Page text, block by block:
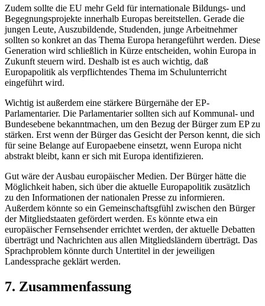
Zudem sollte die EU mehr Geld für internationale Bildungs- und
Begegnungsprojekte innerhalb Europas bereitstellen. Gerade die
jungen Leute, Auszubildende, Studenden, junge Arbeitnehmer
sollten so konkret an das Thema Europa herangeführt werden. Diese
Generation wird schließlich in Kürze entscheiden, wohin Europa in
Zukunft steuern wird. Deshalb ist es auch wichtig, daß
Europapolitik als verpflichtendes Thema im Schulunterricht
eingeführt wird.
Wichtig ist außerdem eine stärkere Bürgernähe der EP-
Parlamentarier. Die Parlamentarier sollten sich auf Kommunal- und
Bundesebene bekanntmachen, um den Bezug der Bürger zum EP zu
stärken. Erst wenn der Bürger das Gesicht der Person kennt, die sich
für seine Belange auf Europaebene einsetzt, wenn Europa nicht
abstrakt bleibt, kann er sich mit Europa identifizieren.
Gut wäre der Ausbau europäischer Medien. Der Bürger hätte die
Möglichkeit haben, sich über die aktuelle Europapolitik zusätzlich
zu den Informationen der nationalen Presse zu informieren.
Außerdem könnte so ein Gemeinschaftsgfühl zwischen den Bürger
der Mitgliedstaaten gefördert werden. Es könnte etwa ein
europäischer Fernsehsender errichtet werden, der aktuelle Debatten
überträgt und Nachrichten aus allen Mitgliedsländern überträgt. Das
Sprachproblem könnte durch Untertitel in der jeweiligen
Landessprache geklärt werden.
7. Zusammenfassung